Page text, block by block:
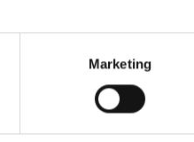
Marketing